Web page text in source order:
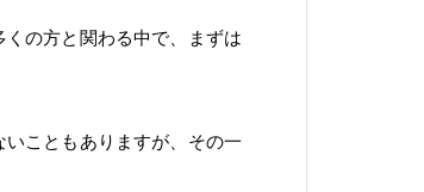
の方と関わる中で、まずは
こともありますが、その一